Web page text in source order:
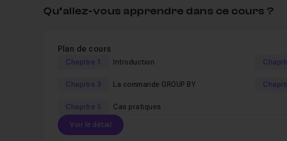
projetset d'opportunités pour que vous puissiezpratiquer
La formation en quelques chiffres :
soyez opérationnel rapidement.
1 chapitre 100% pratique avec pas moins de 9 challenges
Apprentissage entièrement sur un cas concret (étude de la
Qu’allez-vous apprendre dans ce cours ?
Plan de cours
Chapitre 1 Introduction
Chapitre 3 La commande GROUP BY
Chapitre 5 Cas pratiques
Voir le détail